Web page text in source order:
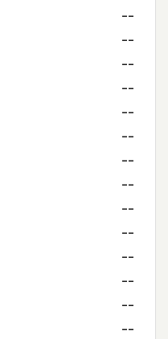
--
--
--
--
--
--
--
--
--
--
--
--
--
--